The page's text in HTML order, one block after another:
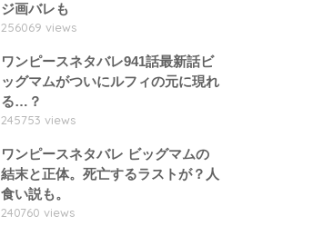
ジ画バレも
256069 views
ワンピースネタバレ941話最新話ビ
ッグマムがついにルフィの元に現れ
る…？
245753 views
ワンピースネタバレ ビッグマムの
結末と正体。死亡するラストが？人
食い説も。
240760 views